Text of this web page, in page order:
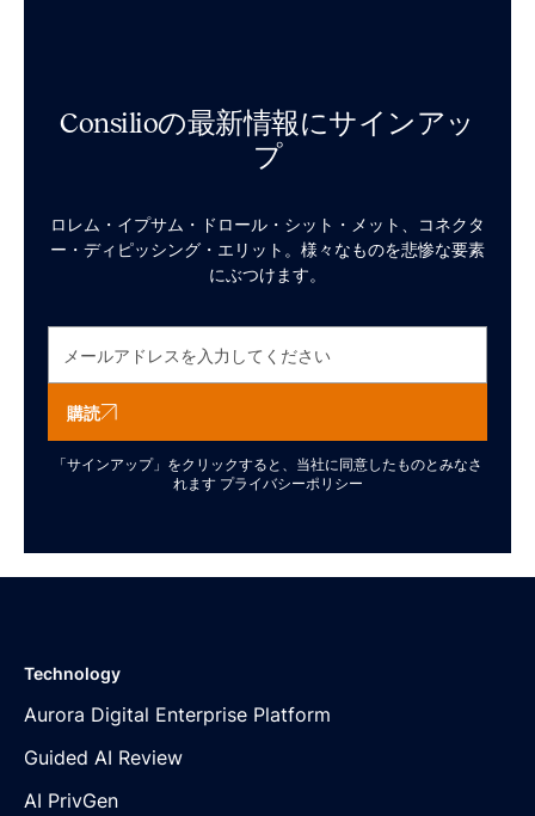
Consilioの最新情報にサインアッ
プ
ロレム・イプサム・ドロール・シット・メット、コネクタ
ー・ディピッシング・エリット。様々なものを悲惨な要素
にぶつけます。
購読
「サインアップ」をクリックすると、当社に同意したものとみなさ
れます プライバシーポリシー
Technology
Aurora Digital Enterprise Platform
Guided AI Review
AI PrivGen